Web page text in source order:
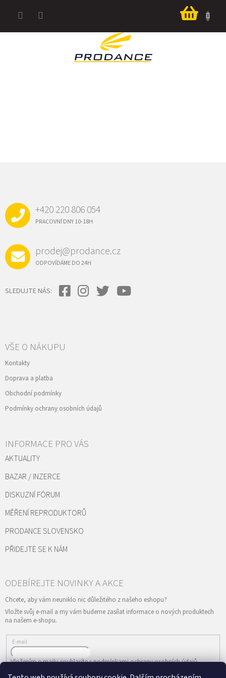
košík
+420 220 806 054
PRACOVNÍ DNY 10-18H
prodej@prodance.cz
ODPOVÍDÁME DO 24H
SLEDUJTE NÁS:
VŠE O NÁKUPU
Kontakty
Doprava a platba
Obchodní podmínky
Podmínky ochrany osobních údajů
INFORMACE PRO VÁS
AKTUALITY
BAZAR / INZERCE
DISKUZNÍ FÓRUM
MĚŘENÍ REPRODUKTORŮ
PRODANCE SLOVENSKO
PŘIDEJTE SE K NÁM
Vložte svůj e-mail a my vám budeme zasílat informace o nových produktech
na našem e-shopu.
E-mail
Vložením e-mailu souhlasíte spodmínkami ochrany osobních údajů